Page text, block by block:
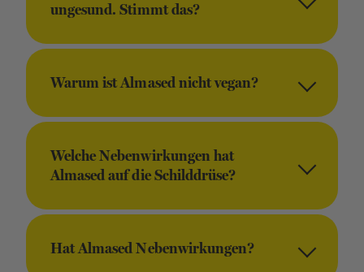
ungesund. Stimmt das?
Warum ist Almased nicht vegan?
Welche Nebenwirkungen hat
Almased auf die Schilddrüse?
Hat Almased Nebenwirkungen?